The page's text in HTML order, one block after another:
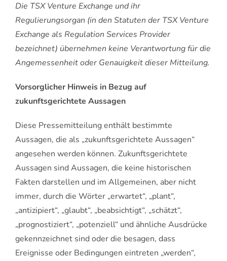
Die TSX Venture Exchange und ihr
Regulierungsorgan (in den Statuten der TSX Venture
Exchange als Regulation Services Provider
bezeichnet) übernehmen keine Verantwortung für die
Angemessenheit oder Genauigkeit dieser Mitteilung.
Vorsorglicher Hinweis in Bezug auf
zukunftsgerichtete Aussagen
Diese Pressemitteilung enthält bestimmte
Aussagen, die als „zukunftsgerichtete Aussagen“
angesehen werden können. Zukunftsgerichtete
Aussagen sind Aussagen, die keine historischen
Fakten darstellen und im Allgemeinen, aber nicht
immer, durch die Wörter „erwartet“, „plant“,
„antizipiert“, „glaubt“, „beabsichtigt“, „schätzt“,
„prognostiziert“, „potenziell“ und ähnliche Ausdrücke
gekennzeichnet sind oder die besagen, dass
Ereignisse oder Bedingungen eintreten „werden“,